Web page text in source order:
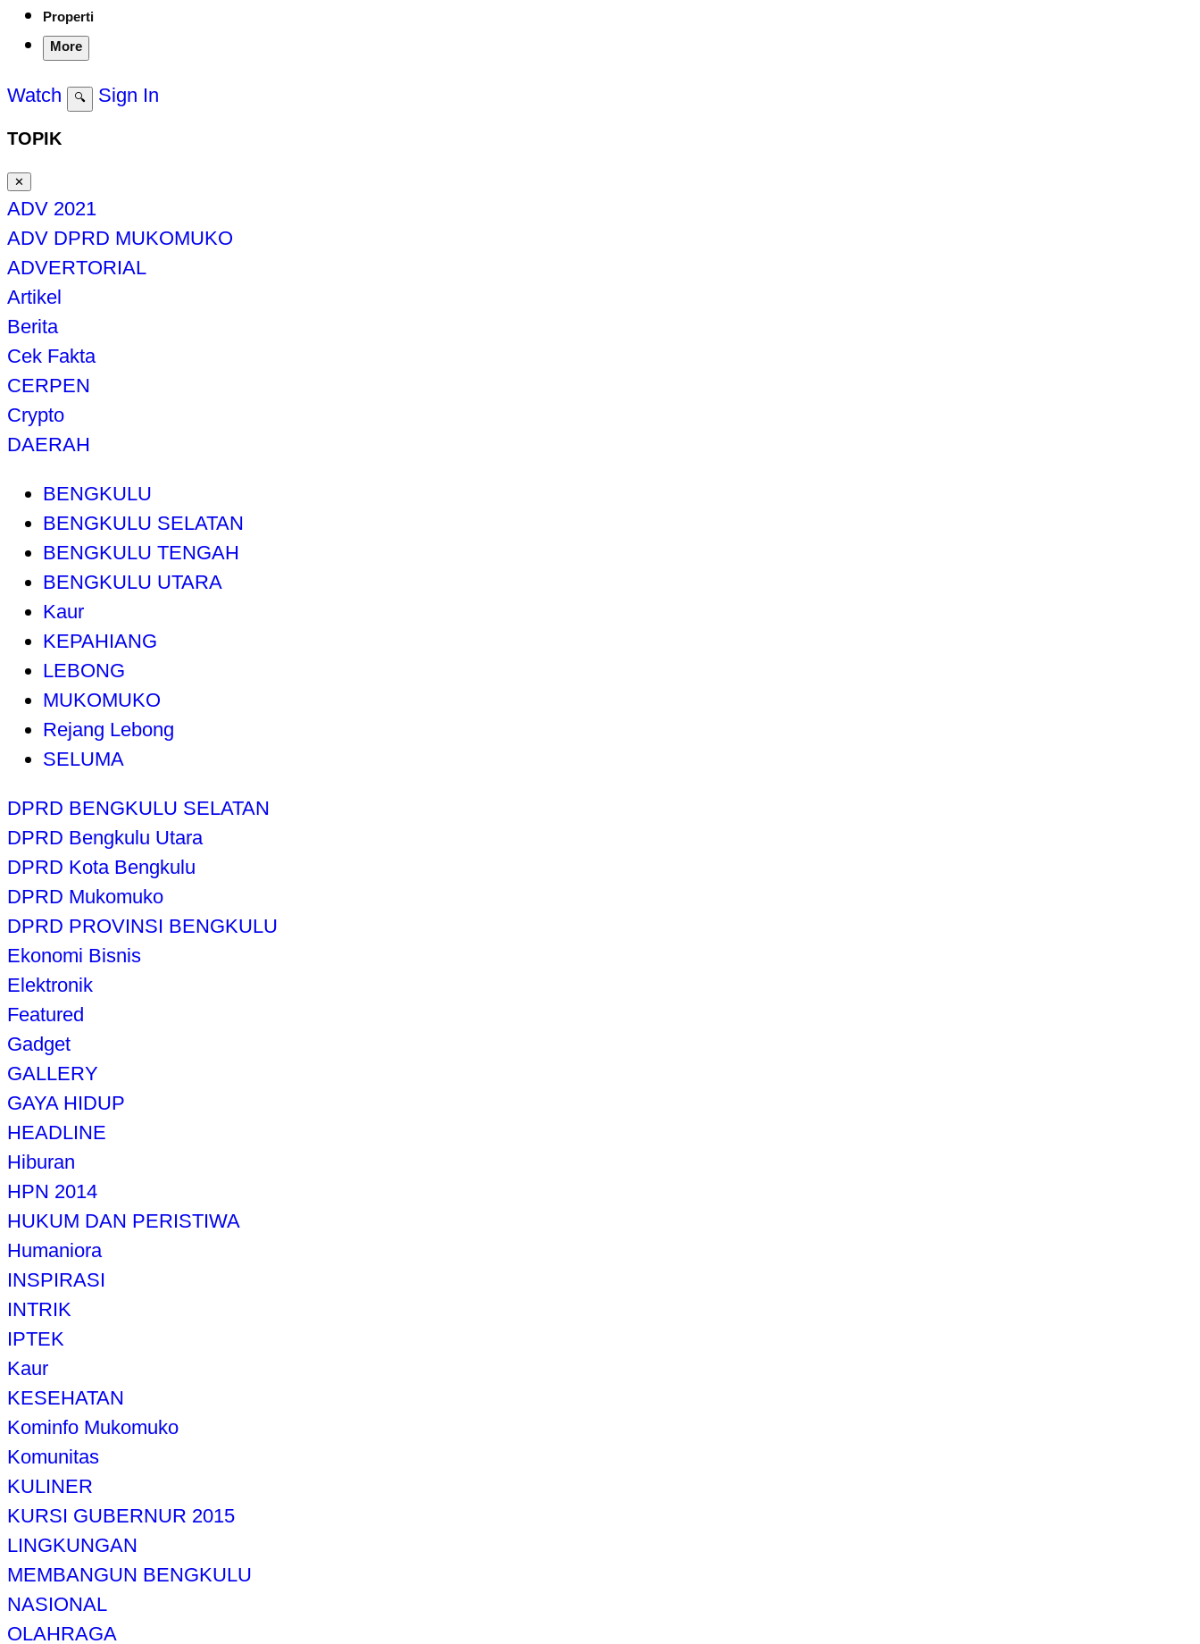
Properti
More
Watch 🔍 Sign In
TOPIK
✕
ADV 2021
ADV DPRD MUKOMUKO
ADVERTORIAL
Artikel
Berita
Cek Fakta
CERPEN
Crypto
DAERAH
BENGKULU
BENGKULU SELATAN
BENGKULU TENGAH
BENGKULU UTARA
Kaur
KEPAHIANG
LEBONG
MUKOMUKO
Rejang Lebong
SELUMA
DPRD BENGKULU SELATAN
DPRD Bengkulu Utara
DPRD Kota Bengkulu
DPRD Mukomuko
DPRD PROVINSI BENGKULU
Ekonomi Bisnis
Elektronik
Featured
Gadget
GALLERY
GAYA HIDUP
HEADLINE
Hiburan
HPN 2014
HUKUM DAN PERISTIWA
Humaniora
INSPIRASI
INTRIK
IPTEK
Kaur
KESEHATAN
Kominfo Mukomuko
Komunitas
KULINER
KURSI GUBERNUR 2015
LINGKUNGAN
MEMBANGUN BENGKULU
NASIONAL
OLAHRAGA